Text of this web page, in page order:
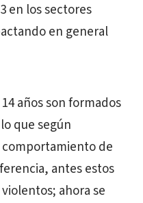
en los sectores
en general
años son formados
que según
comportamiento de
antes estos
ahora se